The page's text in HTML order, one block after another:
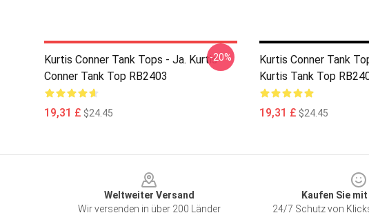
Kurtis Conner Tank Tops - Ja. Kurtis
Conner Tank Top RB2403
19,31 £ $24.45
-20%
Kurtis Conner Tank
Kurtis Tank Top
19,31 £ $24.45
Weltweiter Versand
Wir versenden in über 200 Länder
Kaufen Sie
24/7 Schutz von